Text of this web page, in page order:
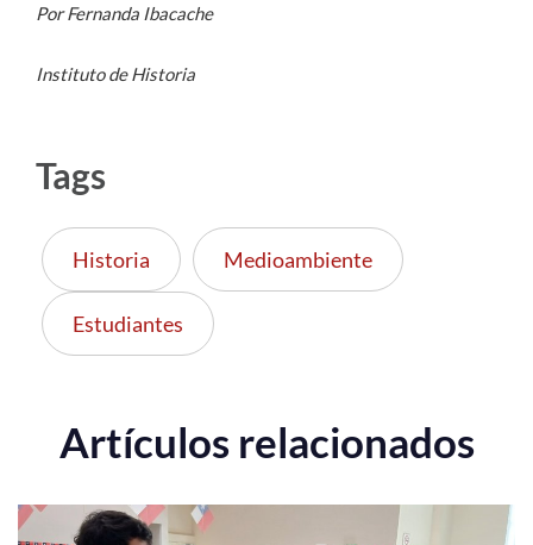
Por Fernanda Ibacache
Instituto de Historia
Tags
Historia Medioambiente
Estudiantes
Artículos relacionados